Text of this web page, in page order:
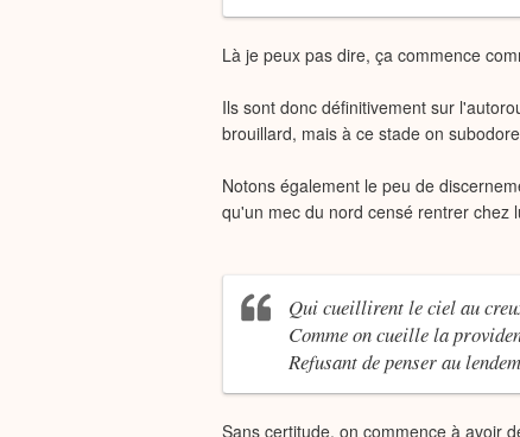
Là je peux pas dire, ça commence
Ils sont donc définitivement sur
brouillard, mais à ce stade on
Notons également le peu de
qu'un mec du nord censé rentrer chez
Qui cueillirent le ciel au
Comme on cueille la
Refusant de penser au
Sans certitude, on commence à avoir